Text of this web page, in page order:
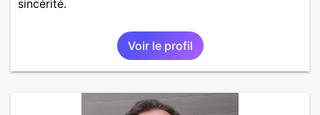
sincérité.
Voir le profil